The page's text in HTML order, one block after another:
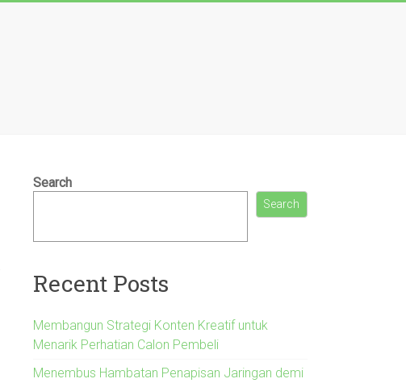
Search
Search
Recent Posts
Membangun Strategi Konten Kreatif untuk
Menarik Perhatian Calon Pembeli
Menembus Hambatan Penapisan Jaringan demi